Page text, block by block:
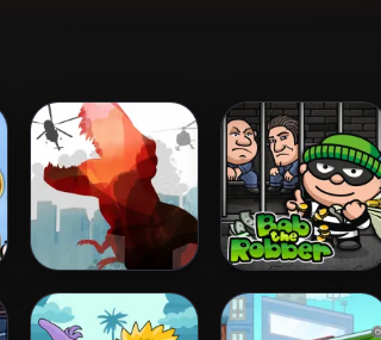
L. A. Rex Bob The Robber